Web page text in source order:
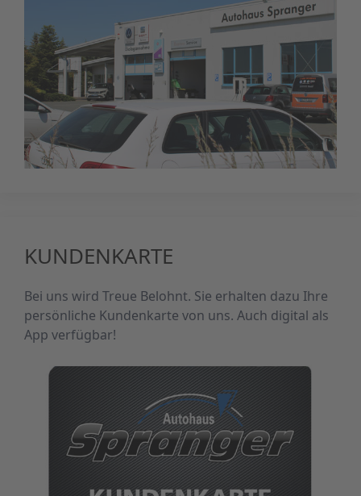
KUNDENKARTE
Bei uns wird Treue Belohnt. Sie erhalten dazu Ihre
persönliche Kundenkarte von uns. Auch digital als
App verfügbar!